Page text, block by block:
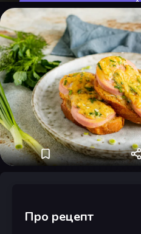
Про рецепт